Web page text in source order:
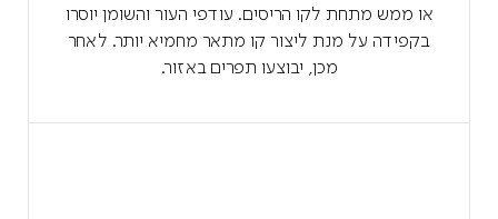
או ממש מתחת לקו הריסים. עודפי העור והשומן יוסרו
בקפידה על מנת ליצור קו מתאר מחמיא יותר. לאחר
מכן, יבוצעו תפרים באזור.